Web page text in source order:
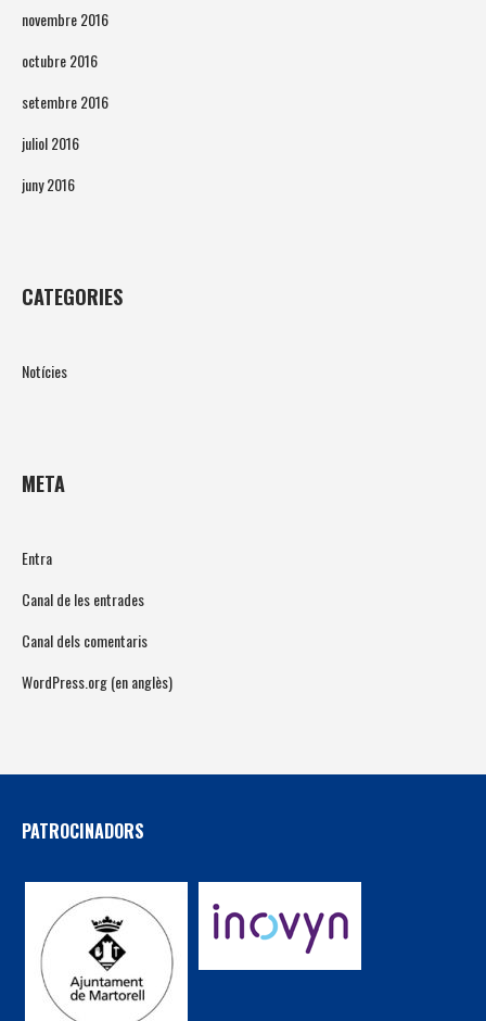
novembre 2016
octubre 2016
setembre 2016
juliol 2016
juny 2016
CATEGORIES
Notícies
META
Entra
Canal de les entrades
Canal dels comentaris
WordPress.org (en anglès)
PATROCINADORS